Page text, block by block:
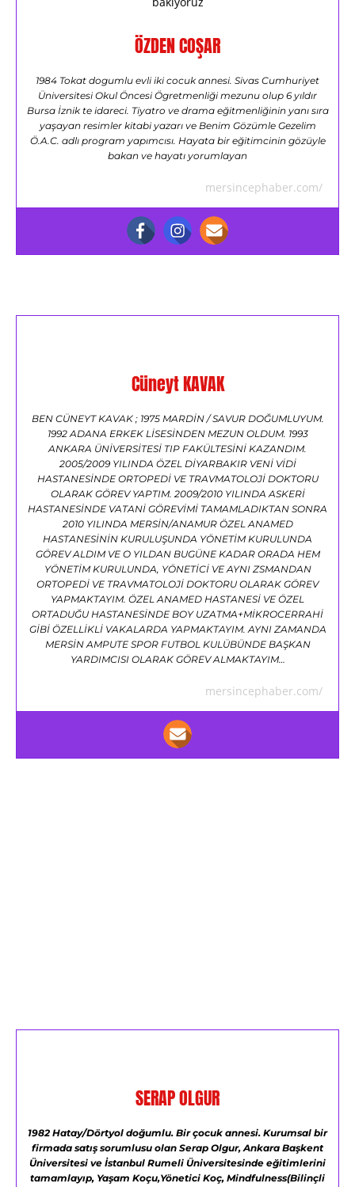
ÖZDEN COŞAR
1984 Tokat dogumlu evli iki cocuk annesi. Sivas Cumhuriyet
Üniversitesi Okul Öncesi Ögretmenliği mezunu olup 6 yıldır
Bursa İznik te idareci. Tiyatro ve drama eğitmenliğinin yanı sıra
yaşayan resimler kitabi yazarı ve Benim Gözümle Gezelim
Ö.A.C. adlı program yapımcısı. Hayata bir eğitimcinin gözüyle
bakan ve hayatı yorumlayan
mersincephaber.com/
Cüneyt KAVAK
BEN CÜNEYT KAVAK ; 1975 MARDİN / SAVUR DOĞUMLUYUM.
1992 ADANA ERKEK LİSESİNDEN MEZUN OLDUM. 1993
ANKARA ÜNİVERSİTESİ TIP FAKÜLTESİNİ KAZANDIM.
2005/2009 YILINDA ÖZEL DİYARBAKIR VENİ VİDİ
HASTANESİNDE ORTOPEDİ VE TRAVMATOLOJİ DOKTORU
OLARAK GÖREV YAPTIM. 2009/2010 YILINDA ASKERİ
HASTANESİNDE VATANİ GÖREVİMİ TAMAMLADIKTAN SONRA
2010 YILINDA MERSİN/ANAMUR ÖZEL ANAMED
HASTANESİNİN KURULUŞUNDA YÖNETİM KURULUNDA
GÖREV ALDIM VE O YILDAN BUGÜNE KADAR ORADA HEM
YÖNETİM KURULUNDA, YÖNETİCİ VE AYNI ZSMANDAN
ORTOPEDİ VE TRAVMATOLOJİ DOKTORU OLARAK GÖREV
YAPMAKTAYIM. ÖZEL ANAMED HASTANESİ VE ÖZEL
ORTADUĞU HASTANESİNDE BOY UZATMA+MİKROCERRAHİ
GİBİ ÖZELLİKLİ VAKALARDA YAPMAKTAYIM. AYNI ZAMANDA
MERSİN AMPUTE SPOR FUTBOL KULÜBÜNDE BAŞKAN
YARDIMCISI OLARAK GÖREV ALMAKTAYIM…
mersincephaber.com/
SERAP OLGUR
1982 Hatay/Dörtyol doğumlu. Bir çocuk annesi. Kurumsal bir
firmada satış sorumlusu olan Serap Olgur, Ankara Başkent
Üniversitesi ve İstanbul Rumeli Üniversitesinde eğitimlerini
tamamlayıp, Yaşam Koçu,Yönetici Koç, Mindfulness(Bilinçli